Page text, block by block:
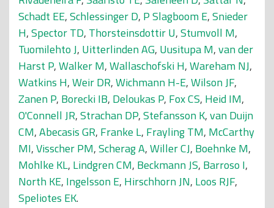
Schadt EE,Schlessinger D, P Slagboom E,Snieder
H,Spector TD, Thorsteinsdottir U,Stumvoll M,
Tuomilehto J, Uitterlinden AG, Uusitupa M,van der
Harst P,Walker M,Wallaschofski H,Wareham NJ,
Watkins H,Weir DR,Wichmann H-E,Wilson JF,
Zanen P, Borecki IB, Deloukas P, Fox CS, Heid IM,
O'Connell JR,Strachan DP,Stefansson K,van Duijn
CM,Abecasis GR, Franke L, Frayling TM, McCarthy
MI,Visscher PM,Scherag A,Willer CJ, Boehnke M,
Mohlke KL, Lindgren CM, Beckmann JS, Barroso I,
North KE, Ingelsson E, Hirschhorn JN, Loos RJF,
Speliotes EK.